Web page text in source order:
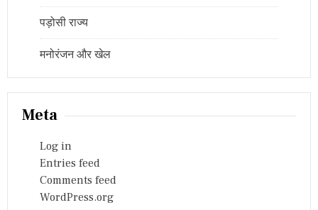
पड़ोसी राज्य
मनोरंजन और खेल
Meta
Log in
Entries feed
Comments feed
WordPress.org